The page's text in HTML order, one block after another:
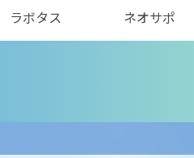
ラボタス ネオサポ